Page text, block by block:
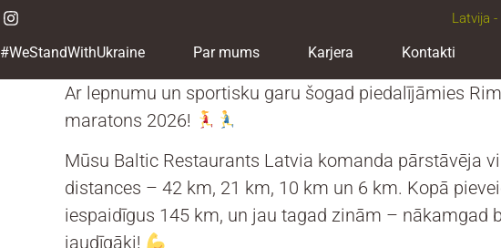
Latvija
#WeStandWithUkraine Par mums Karjera Kontakti
Ar lepnumu un sportisku garu šogad piedalījāmies
maratons 2026!
Mūsu Baltic Restaurants Latvia komanda pārstāvēja
distances – 42 km, 21 km, 10 km un 6 km. Kopā
iespaidīgus 145 km, un jau tagad zinām – nākamgad
jaudīgāki!